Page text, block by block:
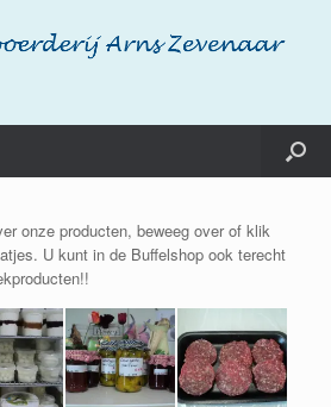
onze producten, beweeg over of klik
U kunt in de Buffelshop ook terecht